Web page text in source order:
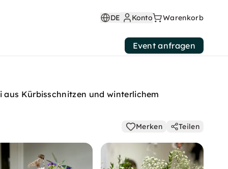
DE Konto Warenkorb
Event anfragen
Kürbisschnitzen und winterlichem
Merken Teilen